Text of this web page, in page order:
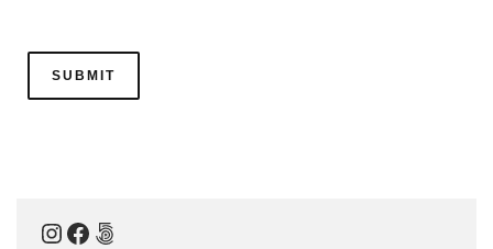
Instagram
Facebook
500px